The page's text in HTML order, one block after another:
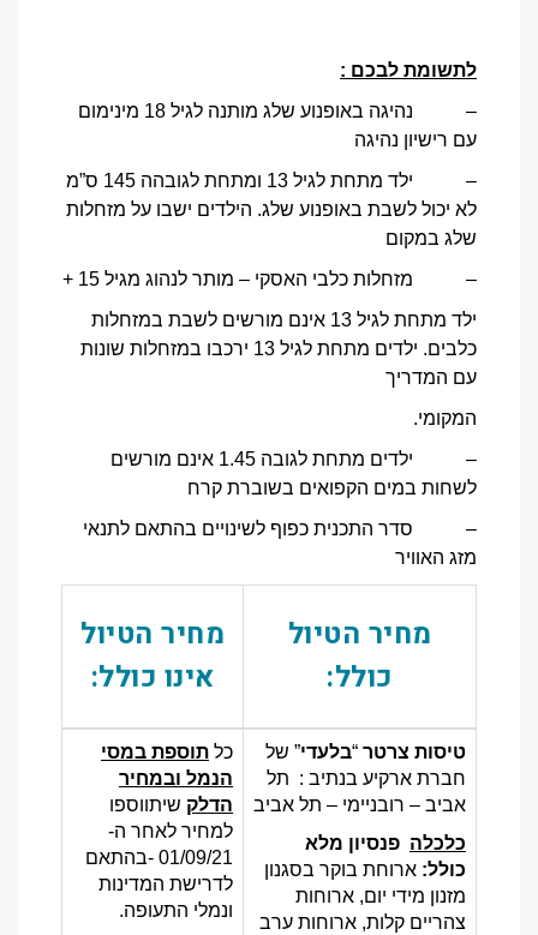
לתשומת לבכם :
– נהיגה באופנוע שלג מותנה לגיל 18 מינימום
עם רישיון נהיגה
– ילד מתחת לגיל 13 ומתחת לגובהה 145 ס”מ
לא יכול לשבת באופנוע שלג. הילדים ישבו על מזחלות
שלג במקום
– מזחלות כלבי האסקי – מותר לנהוג מגיל 15 +
ילד מתחת לגיל 13 אינם מורשים לשבת במזחלות
כלבים. ילדים מתחת לגיל 13 ירכבו במזחלות שונות
עם המדריך
המקומי.
– ילדים מתחת לגובה 1.45 אינם מורשים
לשחות במים הקפואים בשוברת קרח
– סדר התכנית כפוף לשינויים בהתאם לתנאי
מזג האוויר
מחיר הטיול
כולל:
מחיר הטיול
אינו כולל:
טיסות צרטר “בלעדי” של
חברת ארקיע בנתיב : תל
אביב – רובניימי – תל אביב
כלכלה פנסיון מלא
כולל: ארוחת בוקר בסגנון
מזנון מידי יום, ארוחות
צהריים קלות, ארוחות ערב
כל תוספת במסי
הנמל ובמחיר
הדלק שיתווספו
למחיר לאחר ה-
01/09/21 -בהתאם
לדרישת המדינות
ונמלי התעופה.